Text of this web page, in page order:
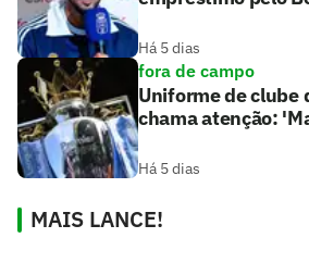
Há 5 dias
fora de campo
Uniforme de clube
chama atenção:
Há 5 dias
MAIS LANCE!